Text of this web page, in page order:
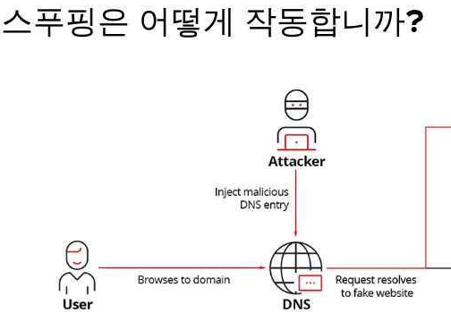
스푸핑은 어떻게 작동합니까?